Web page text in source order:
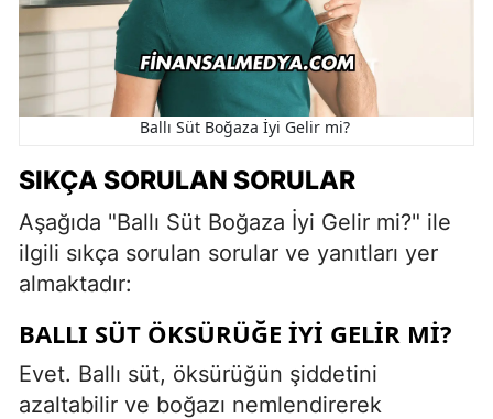
Ballı Süt Boğaza İyi Gelir mi?
SIKÇA SORULAN SORULAR
Aşağıda "Ballı Süt Boğaza İyi Gelir mi?" ile
ilgili sıkça sorulan sorular ve yanıtları yer
almaktadır:
BALLI SÜT ÖKSÜRÜĞE IYI GELIR MI?
Evet. Ballı süt, öksürüğün şiddetini
azaltabilir ve boğazı nemlendirerek